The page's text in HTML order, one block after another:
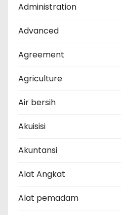
Administration
Advanced
Agreement
Agriculture
Air bersih
Akuisisi
Akuntansi
Alat Angkat
Alat pemadam